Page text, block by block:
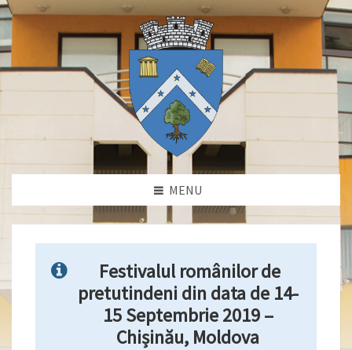
MENU
Festivalul românilor de
pretutindeni din data de 14-
15 Septembrie 2019 –
Chișinău, Moldova